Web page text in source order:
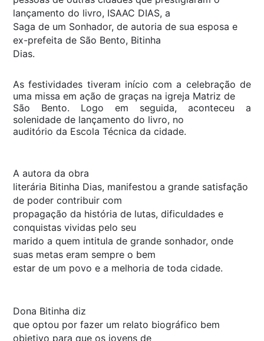
lançamento do livro, ISAAC DIAS, a
Saga de um Sonhador, de autoria de sua esposa e
ex-prefeita de São Bento, Bitinha
Dias.
As festividades tiveram início com a celebração de
uma missa em ação de graças na igreja Matriz de
São Bento. Logo em seguida, aconteceu a
solenidade de lançamento do livro, no
auditório da Escola Técnica da cidade.
A autora da obra
literária Bitinha Dias, manifestou a grande satisfação
de poder contribuir com
propagação da história de lutas, dificuldades e
conquistas vividas pelo seu
marido a quem intitula de grande sonhador, onde
suas metas eram sempre o bem
estar de um povo e a melhoria de toda cidade.
Dona Bitinha diz
que optou por fazer um relato biográfico bem
objetivo para que os jovens de